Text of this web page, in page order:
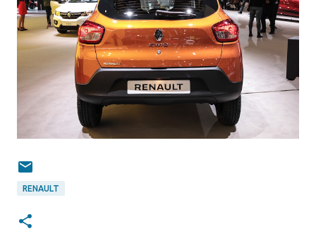
RENAULT